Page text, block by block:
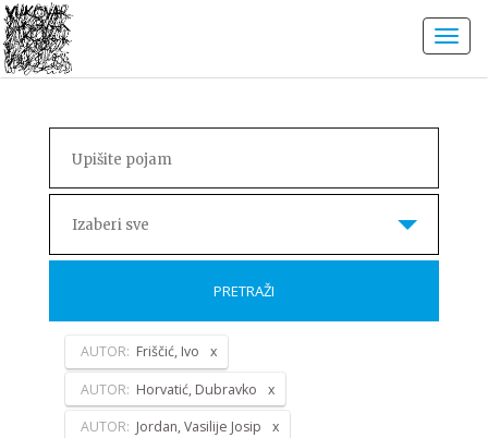
Izaberi sve
PRETRAŽI
AUTOR: Friščić, Ivo
AUTOR: Horvatić, Dubravko
AUTOR: Jordan, Vasilije Josip